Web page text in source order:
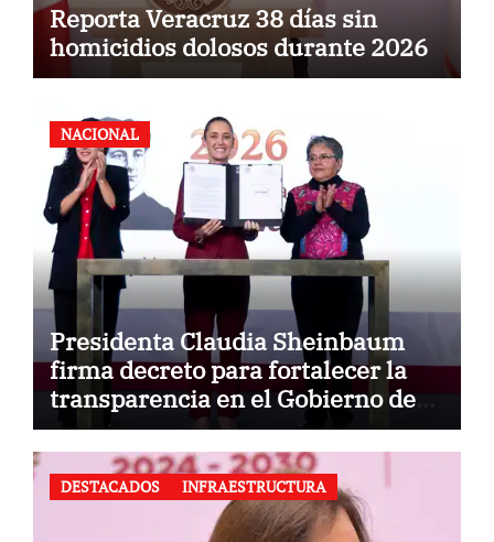
Reporta Veracruz 38 días sin
homicidios dolosos durante 2026
NACIONAL
Presidenta Claudia Sheinbaum
firma decreto para fortalecer la
transparencia en el Gobierno de
México
DESTACADOS INFRAESTRUCTURA